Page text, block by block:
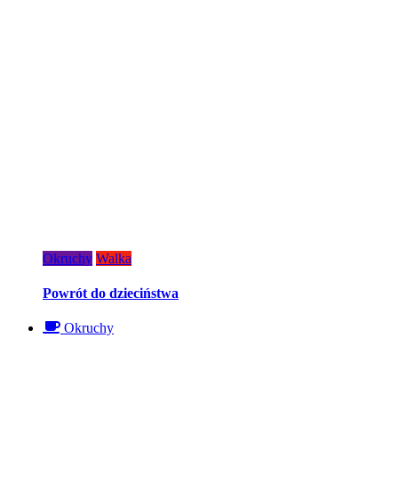
Okruchy Walka
Powrót do dzieciństwa
Okruchy